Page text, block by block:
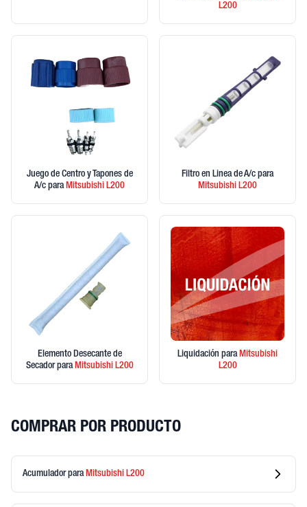
L200
Juego de Centro y Tapones de
A/c paraMitsubishi L200
Filtro en Linea de A/c para
Mitsubishi L200
Elemento Desecante de
Secador paraMitsubishiL200
Liquidación paraMitsubishi
L200
COMPRAR POR PRODUCTO
Acumuladorpara Mitsubishi L200